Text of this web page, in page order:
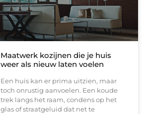
Maatwerk kozijnen die je huis
weer als nieuw laten voelen
Een huis kan er prima uitzien, maar
toch onrustig aanvoelen. Een koude
trek langs het raam, condens op het
glas of straatgeluid dat net te